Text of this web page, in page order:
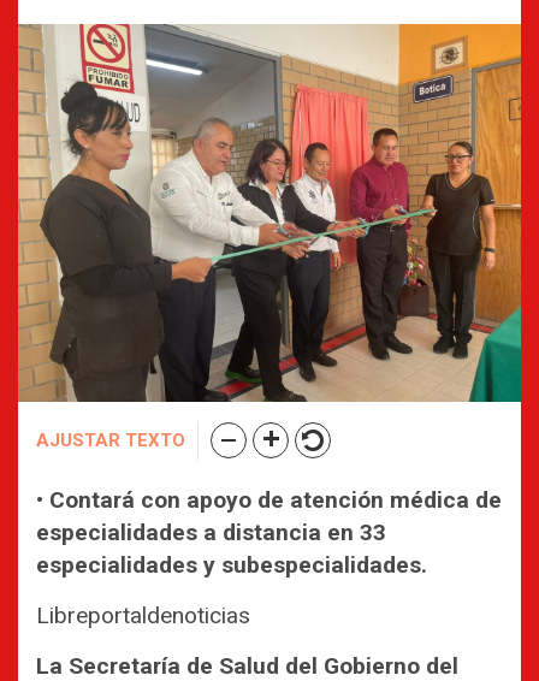
AJUSTAR TEXTO
• Contará con apoyo de atención médica de
especialidades a distancia en 33
especialidades y subespecialidades.
Libreportaldenoticias
La Secretaría de Salud del Gobierno del